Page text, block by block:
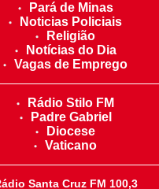
Pará de Minas
Noticias Policiais
Religião
Notícias do Dia
Vagas de Emprego
Rádio Stilo FM
Padre Gabriel
Diocese
Vaticano
Santa Cruz FM 100,3